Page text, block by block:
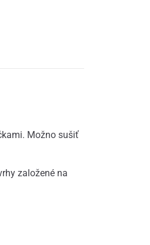
Možno sušiť
založené na